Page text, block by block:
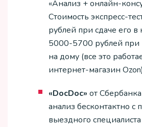
«Анализ + онлайн-
Стоимость экспресс-
рублей при сдаче его в
5000-5700 рублей при
на дому (все это
интернет-магазин
«DocDoc» от
анализ бесконтактно
выездного